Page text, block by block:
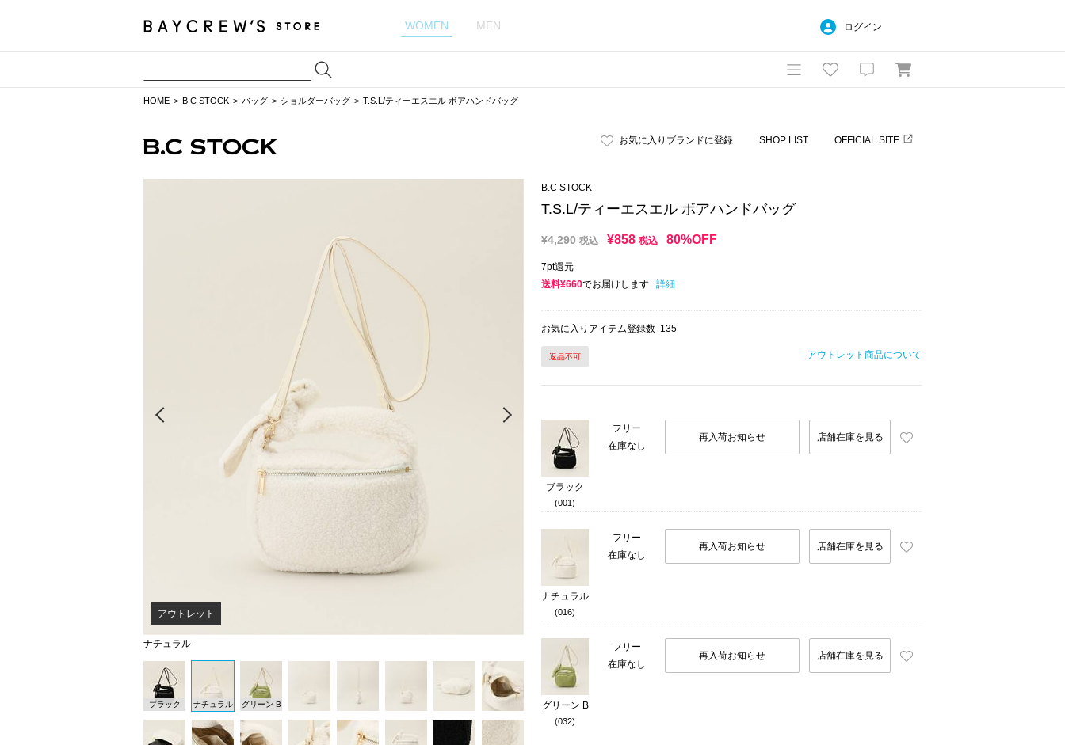
WOMEN MEN ログイン
HOME B.C STOCK バッグ ショルダーバッグ T.S.L/ティーエスエル ボアハンドバッグ
お気に入りブランドに登録 SHOP LIST OFFICIAL SITE
ナチュラル
アウトレット
ブラック ナチュラル グリーン B
B.C STOCK
T.S.L/ティーエスエル ボアハンドバッグ
¥4,290 税込 ¥858 税込 80%OFF
7pt還元
送料¥660でお届けします 詳細
お気に入りアイテム登録数 135
返品不可 アウトレット商品について
ブラック
(001)
フリー
在庫なし
再入荷お知らせ 店舗在庫を見る
ナチュラル
(016)
フリー
在庫なし
再入荷お知らせ 店舗在庫を見る
グリーン B
(032)
フリー
在庫なし
再入荷お知らせ 店舗在庫を見る